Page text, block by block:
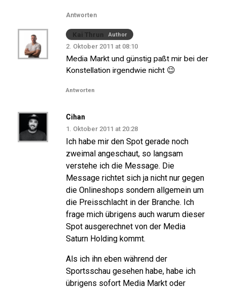
Antworten
Kai Thrun Author
2. Oktober 2011 at 08:10
Media Markt und günstig paßt mir bei der
Konstellation irgendwie nicht 😉
Antworten
Cihan
1. Oktober 2011 at 20:28
Ich habe mir den Spot gerade noch
zweimal angeschaut, so langsam
verstehe ich die Message. Die
Message richtet sich ja nicht nur gegen
die Onlineshops sondern allgemein um
die Preisschlacht in der Branche. Ich
frage mich übrigens auch warum dieser
Spot ausgerechnet von der Media
Saturn Holding kommt.
Als ich ihn eben während der
Sportsschau gesehen habe, habe ich
übrigens sofort Media Markt oder